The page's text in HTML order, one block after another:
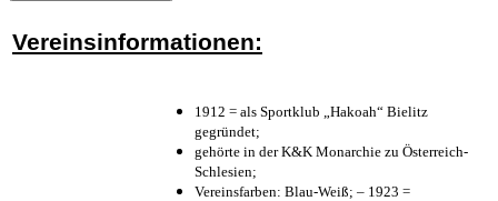
Vereinsinformationen:
1912 = als Sportklub „Hakoah“ Bielitz
gegründet;
gehörte in der K&K Monarchie zu Österreich-
Schlesien;
Vereinsfarben: Blau-Weiß; – 1923 =